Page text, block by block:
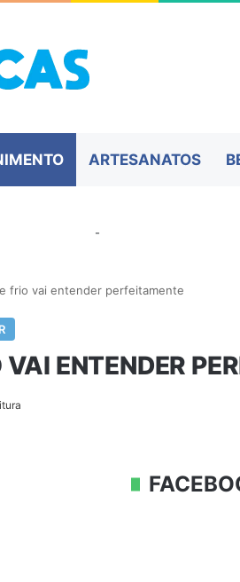
ARTESANATOS
-
frio vai entender perfeitamente
ENTENDER